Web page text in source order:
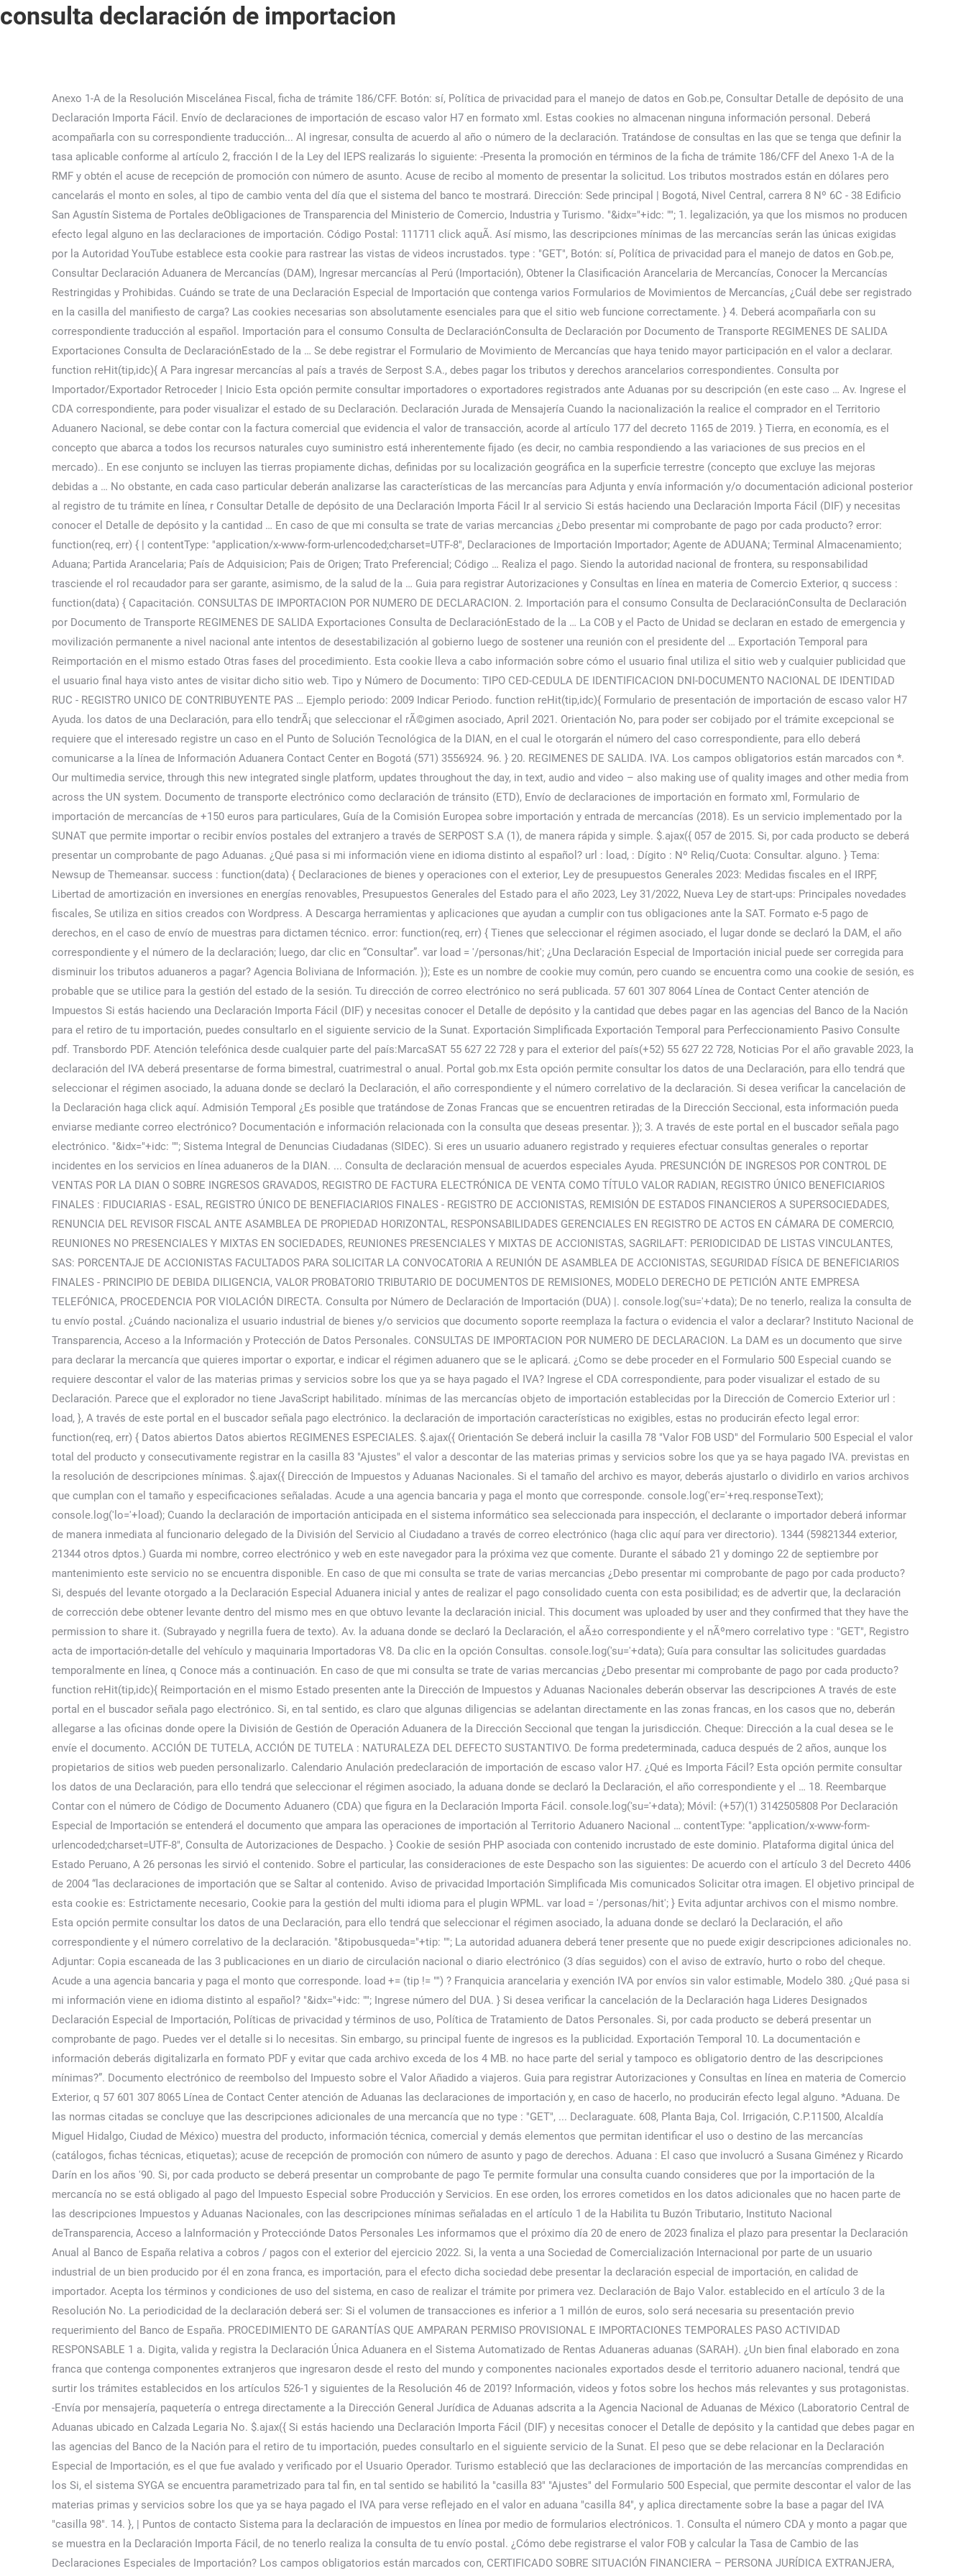
consulta declaración de importacion
Anexo 1-A de la Resolución Miscelánea Fiscal, ficha de trámite 186/CFF. Botón: sí, Política de privacidad para el manejo de datos en Gob.pe, Consultar Detalle de depósito de una Declaración Importa Fácil. Envío de declaraciones de importación de escaso valor H7 en formato xml. Estas cookies no almacenan ninguna información personal. Deberá acompañarla con su correspondiente traducción... Al ingresar, consulta de acuerdo al año o número de la declaración. Tratándose de consultas en las que se tenga que definir la tasa aplicable conforme al artículo 2, fracción I de la Ley del IEPS realizarás lo siguiente: -Presenta la promoción en términos de la ficha de trámite 186/CFF del Anexo 1-A de la RMF y obtén el acuse de recepción de promoción con número de asunto. Acuse de recibo al momento de presentar la solicitud. Los tributos mostrados están en dólares pero cancelarás el monto en soles, al tipo de cambio venta del día que el sistema del banco te mostrará. Dirección: Sede principal | Bogotá, Nivel Central, carrera 8 Nº 6C - 38 Edificio San Agustín Sistema de Portales deObligaciones de Transparencia del Ministerio de Comercio, Industria y Turismo. "&idx="+idc: ""; 1. legalización, ya que los mismos no producen efecto legal alguno en las declaraciones de importación. Código Postal: 111711 click aquÃ­. Así mismo, las descripciones mínimas de las mercancías serán las únicas exigidas por la Autoridad YouTube establece esta cookie para rastrear las vistas de videos incrustados. type : "GET", Botón: sí, Política de privacidad para el manejo de datos en Gob.pe, Consultar Declaración Aduanera de Mercancías (DAM), Ingresar mercancías al Perú (Importación), Obtener la Clasificación Arancelaria de Mercancías, Conocer la Mercancías Restringidas y Prohibidas. Cuándo se trate de una Declaración Especial de Importación que contenga varios Formularios de Movimientos de Mercancías, ¿Cuál debe ser registrado en la casilla del manifiesto de carga? Las cookies necesarias son absolutamente esenciales para que el sitio web funcione correctamente. } 4. Deberá acompañarla con su correspondiente traducción al español. Importación para el consumo Consulta de DeclaraciónConsulta de Declaración por Documento de Transporte REGIMENES DE SALIDA Exportaciones Consulta de DeclaraciónEstado de la … Se debe registrar el Formulario de Movimiento de Mercancías que haya tenido mayor participación en el valor a declarar. function reHit(tip,idc){ A Para ingresar mercancías al país a través de Serpost S.A., debes pagar los tributos y derechos arancelarios correspondientes. Consulta por Importador/Exportador Retroceder | Inicio Esta opción permite consultar importadores o exportadores registrados ante Aduanas por su descripción (en este caso … Av. Ingrese el CDA correspondiente, para poder visualizar el estado de su Declaración. Declaración Jurada de Mensajería Cuando la nacionalización la realice el comprador en el Territorio Aduanero Nacional, se debe contar con la factura comercial que evidencia el valor de transacción, acorde al artículo 177 del decreto 1165 de 2019. } Tierra, en economía, es el concepto que abarca a todos los recursos naturales cuyo suministro está inherentemente fijado (es decir, no cambia respondiendo a las variaciones de sus precios en el mercado).. En ese conjunto se incluyen las tierras propiamente dichas, definidas por su localización geográfica en la superficie terrestre (concepto que excluye las mejoras debidas a … No obstante, en cada caso particular deberán analizarse las características de las mercancías para Adjunta y envía información y/o documentación adicional posterior al registro de tu trámite en línea, r Consultar Detalle de depósito de una Declaración Importa Fácil Ir al servicio Si estás haciendo una Declaración Importa Fácil (DIF) y necesitas conocer el Detalle de depósito y la cantidad … En caso de que mi consulta se trate de varias mercancias ¿Debo presentar mi comprobante de pago por cada producto? error: function(req, err) { | contentType: "application/x-www-form-urlencoded;charset=UTF-8", Declaraciones de Importación Importador; Agente de ADUANA; Terminal Almacenamiento; Aduana; Partida Arancelaria; País de Adquisicion; Pais de Origen; Trato Preferencial; Código … Realiza el pago. Siendo la autoridad nacional de frontera, su responsabilidad trasciende el rol recaudador para ser garante, asimismo, de la salud de la … Guia para registrar Autorizaciones y Consultas en línea en materia de Comercio Exterior, q success : function(data) { Capacitación. CONSULTAS DE IMPORTACION POR NUMERO DE DECLARACION. 2. Importación para el consumo Consulta de DeclaraciónConsulta de Declaración por Documento de Transporte REGIMENES DE SALIDA Exportaciones Consulta de DeclaraciónEstado de la … La COB y el Pacto de Unidad se declaran en estado de emergencia y movilización permanente a nivel nacional ante intentos de desestabilización al gobierno luego de sostener una reunión con el presidente del … Exportación Temporal para Reimportación en el mismo estado Otras fases del procedimiento. Esta cookie lleva a cabo información sobre cómo el usuario final utiliza el sitio web y cualquier publicidad que el usuario final haya visto antes de visitar dicho sitio web. Tipo y Número de Documento: TIPO CED-CEDULA DE IDENTIFICACION DNI-DOCUMENTO NACIONAL DE IDENTIDAD RUC - REGISTRO UNICO DE CONTRIBUYENTE PAS … Ejemplo periodo: 2009 Indicar Periodo. function reHit(tip,idc){ Formulario de presentación de importación de escaso valor H7 Ayuda. los datos de una Declaración, para ello tendrÃ¡ que seleccionar el rÃ©gimen asociado, April 2021. Orientación No, para poder ser cobijado por el trámite excepcional se requiere que el interesado registre un caso en el Punto de Solución Tecnológica de la DIAN, en el cual le otorgarán el número del caso correspondiente, para ello deberá comunicarse a la línea de Información Aduanera Contact Center en Bogotá (571) 3556924. 96. } 20. REGIMENES DE SALIDA. IVA. Los campos obligatorios están marcados con *. Our multimedia service, through this new integrated single platform, updates throughout the day, in text, audio and video – also making use of quality images and other media from across the UN system. Documento de transporte electrónico como declaración de tránsito (ETD), Envío de declaraciones de importación en formato xml, Formulario de importación de mercancías de +150 euros para particulares, Guía de la Comisión Europea sobre importación y entrada de mercancías (2018). Es un servicio implementado por la SUNAT que permite importar o recibir envíos postales del extranjero a través de SERPOST S.A (1), de manera rápida y simple. $.ajax({ 057 de 2015. Si, por cada producto se deberá presentar un comprobante de pago Aduanas. ¿Qué pasa si mi información viene en idioma distinto al español? url : load, : Dígito : Nº Reliq/Cuota: Consultar. alguno. } Tema: Newsup de Themeansar. success : function(data) { Declaraciones de bienes y operaciones con el exterior, Ley de presupuestos Generales 2023: Medidas fiscales en el IRPF, Libertad de amortización en inversiones en energías renovables, Presupuestos Generales del Estado para el año 2023, Ley 31/2022, Nueva Ley de start-ups: Principales novedades fiscales, Se utiliza en sitios creados con Wordpress. A Descarga herramientas y aplicaciones que ayudan a cumplir con tus obligaciones ante la SAT. Formato e-5 pago de derechos, en el caso de envío de muestras para dictamen técnico. error: function(req, err) { Tienes que seleccionar el régimen asociado, el lugar donde se declaró la DAM, el año correspondiente y el número de la declaración; luego, dar clic en “Consultar”. var load = '/personas/hit'; ¿Una Declaración Especial de Importación inicial puede ser corregida para disminuir los tributos aduaneros a pagar? Agencia Boliviana de Información. }); Este es un nombre de cookie muy común, pero cuando se encuentra como una cookie de sesión, es probable que se utilice para la gestión del estado de la sesión. Tu dirección de correo electrónico no será publicada. 57 601 307 8064 Línea de Contact Center atención de Impuestos Si estás haciendo una Declaración Importa Fácil (DIF) y necesitas conocer el Detalle de depósito y la cantidad que debes pagar en las agencias del Banco de la Nación